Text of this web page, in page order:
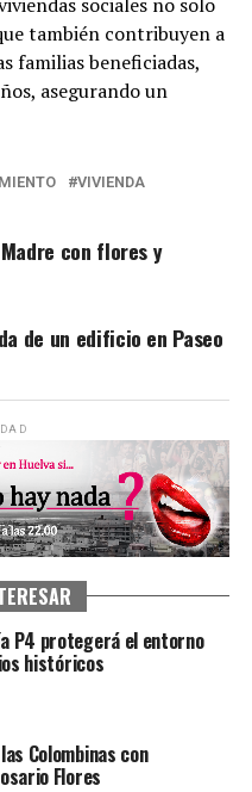
también contribuyen a
familias beneficiadas,
asegurando un
VIVIENDA
con flores y
de un edificio en Paseo
P4 protegerá el entorno
históricos
Colombinas con
Flores